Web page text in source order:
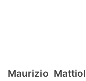
Maurizio Mattiol